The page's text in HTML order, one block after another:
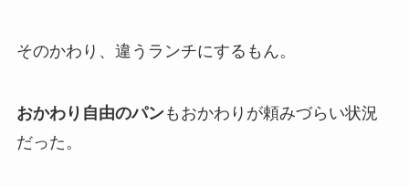
そのかわり、違うランチにするもん。
おかわり自由のパンもおかわりが頼みづらい状況
だった。